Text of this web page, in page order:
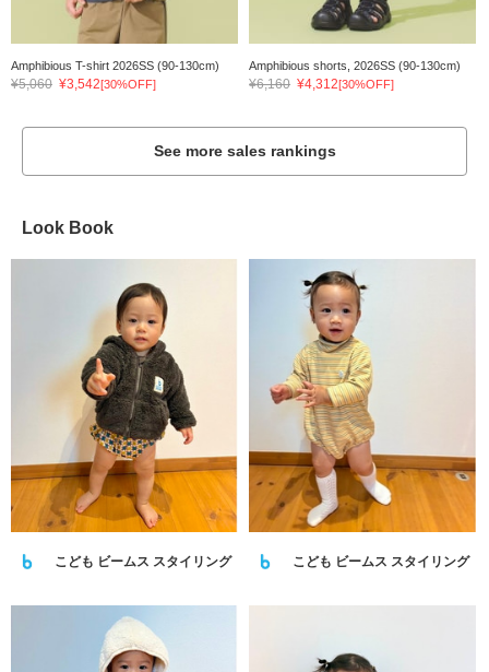
Amphibious T-shirt 2026SS (90-130cm)
¥5,060 ¥3,542[30%OFF]
Amphibious shorts, 2026SS (90-130cm)
¥6,160 ¥4,312[30%OFF]
See more sales rankings
Look Book
こども ビームス スタイリング こども ビームス スタイリング